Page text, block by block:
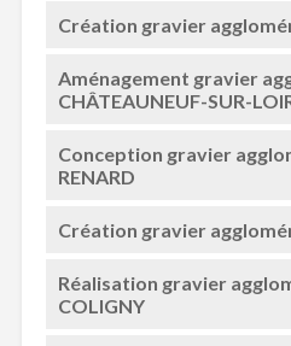
Création gravier
Aménagement gravier
CHÂTEAUNEUF-SUR-
Conception gravier
RENARD
Création gravier
Réalisation gravier
COLIGNY